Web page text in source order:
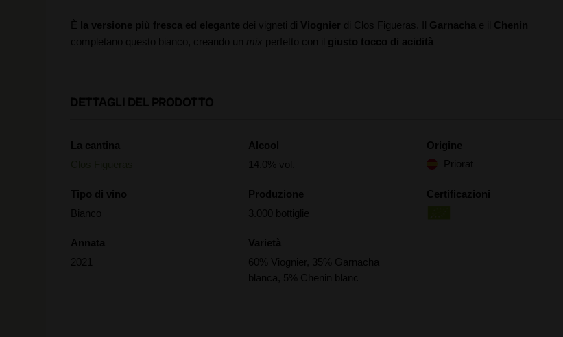
È la versione più fresca ed elegante dei vigneti di Viognier di Clos Figueras. Il Garnacha e il Chenin
completano questo bianco, creando un mix perfetto con il giusto tocco di acidità
DETTAGLI DEL PRODOTTO
La cantina
Tipo di vino
Bianco
Annata
2021
Alcool
14.0% vol.
Produzione
3.000 bottiglie
Varietà
60% Viognier, 35% Garnacha
blanca, 5% Chenin blanc
Origine
Priorat
Certificazioni